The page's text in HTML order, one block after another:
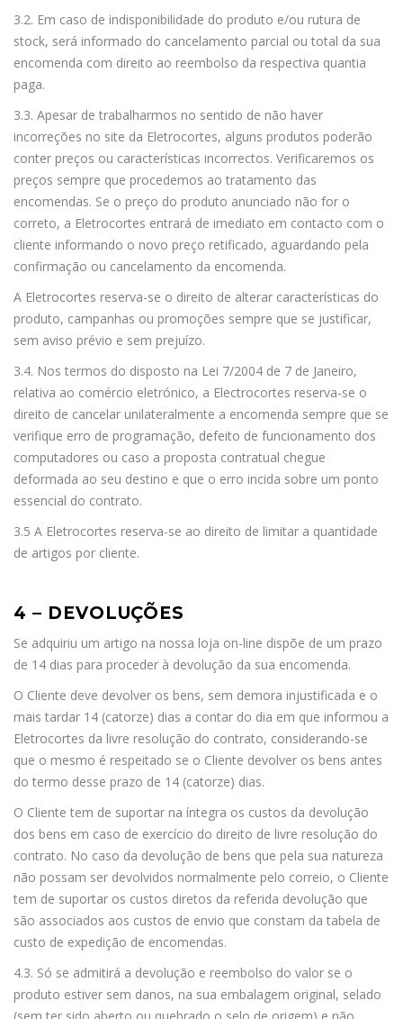
3.2. Em caso de indisponibilidade do produto e/ou rutura de
stock, será informado do cancelamento parcial ou total da sua
encomenda com direito ao reembolso da respectiva quantia
paga.
3.3. Apesar de trabalharmos no sentido de não haver
incorreções no site da Eletrocortes, alguns produtos poderão
conter preços ou características incorrectos. Verificaremos os
preços sempre que procedemos ao tratamento das
encomendas. Se o preço do produto anunciado não for o
correto, a Eletrocortes entrará de imediato em contacto com o
cliente informando o novo preço retificado, aguardando pela
confirmação ou cancelamento da encomenda.
A Eletrocortes reserva-se o direito de alterar características do
produto, campanhas ou promoções sempre que se justificar,
sem aviso prévio e sem prejuízo.
3.4. Nos termos do disposto na Lei 7/2004 de 7 de Janeiro,
relativa ao comércio eletrónico, a Electrocortes reserva-se o
direito de cancelar unilateralmente a encomenda sempre que se
verifique erro de programação, defeito de funcionamento dos
computadores ou caso a proposta contratual chegue
deformada ao seu destino e que o erro incida sobre um ponto
essencial do contrato.
3.5 A Eletrocortes reserva-se ao direito de limitar a quantidade
de artigos por cliente.
4 – DEVOLUÇÕES
Se adquiriu um artigo na nossa loja on-line dispõe de um prazo
de 14 dias para proceder à devolução da sua encomenda.
O Cliente deve devolver os bens, sem demora injustificada e o
mais tardar 14 (catorze) dias a contar do dia em que informou a
Eletrocortes da livre resolução do contrato, considerando-se
que o mesmo é respeitado se o Cliente devolver os bens antes
do termo desse prazo de 14 (catorze) dias.
O Cliente tem de suportar na íntegra os custos da devolução
dos bens em caso de exercício do direito de livre resolução do
contrato. No caso da devolução de bens que pela sua natureza
não possam ser devolvidos normalmente pelo correio, o Cliente
tem de suportar os custos diretos da referida devolução que
são associados aos custos de envio que constam da tabela de
custo de expedição de encomendas.
4.3. Só se admitirá a devolução e reembolso do valor se o
produto estiver sem danos, na sua embalagem original, selado